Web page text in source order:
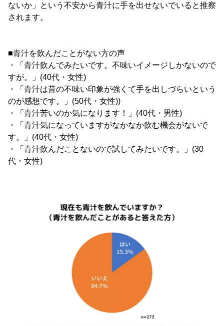
ないか」という不安から青汁に手を出せないでいると推察
されます。
■青汁を飲んだことがない方の声
・「青汁飲んでみたいです。不味いイメージしかないので
すが。」(40代・女性)
・「青汁は昔の不味い印象が強くて手を出しづらいという
のが感想です。」(50代・女性))
・「青汁苦いのか気になります！」(40代・男性)
・「青汁気になっていますがなかなか飲む機会がないで
す。」(40代・女性)
・「青汁飲んだことないので試してみたいです。」(30
代・女性)